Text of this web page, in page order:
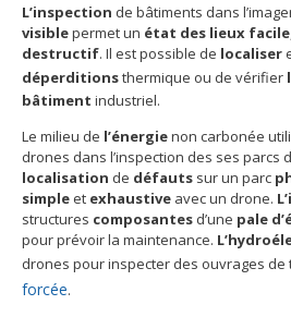
L’inspection de bâtiments dans
visiblepermet un état des lieux facile
destructif. Il est possible de localiser
déperditionsthermique ou de vérifier
bâtiment industriel.
Le milieu de l’énergienon carbonée
drones dans l’inspection des ses parcs
localisation de défauts sur un parc
simple et exhaustive avec un drone.
structures composantes d’une pale
pour prévoir la maintenance.
drones pour inspecter des ouvrages de
forcée.